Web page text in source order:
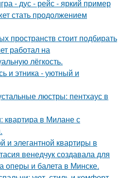
- дус - рейс - яркий пример
стать продолжением
пространств стоит подбирать
работал на
лёгкость.
и этника - уютный и
люстры: пентхаус в
квартира в Милане с
и элегантной квартиры в
венедчук создавала для
оперы и балета в Минске.